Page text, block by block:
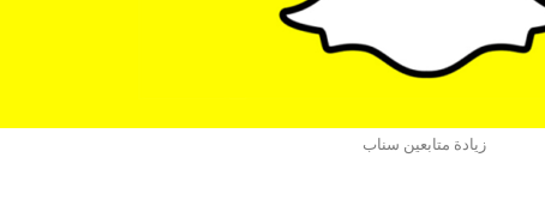
زيادة متابعين سناب